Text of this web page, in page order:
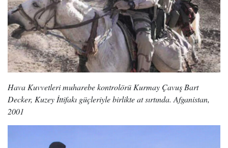
Hava Kuvvetleri muharebe kontrolörü Kurmay Çavuş Bart
Decker, Kuzey İttifakı güçleriyle birlikte at sırtında. Afganistan,
2001